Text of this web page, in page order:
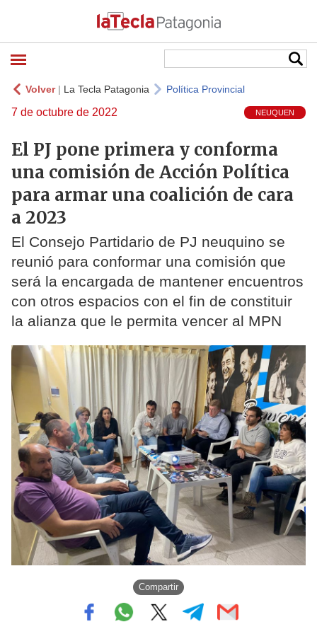
Volver| La Tecla Patagonia Política Provincial
7 de octubre de 2022 NEUQUEN
El PJ pone primera y conforma
una comisión de Acción Política
para armar una coalición de cara
a 2023
El Consejo Partidario de PJ neuquino se
reunió para conformar una comisión que
será la encargada de mantener encuentros
con otros espacios con el fin de constituir
la alianza que le permita vencer al MPN
Compartir